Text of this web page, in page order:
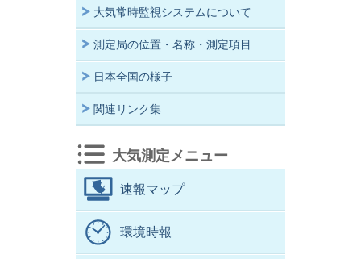
大気常時監視システムについて
測定局の位置・名称・測定項目
日本全国の様子
関連リンク集
大気測定メニュー
速報マップ
環境時報